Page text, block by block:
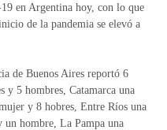
en Argentina hoy, con lo que
de la pandemia se elevó a
de Buenos Aires reportó 6
y 5 hombres, Catamarca una
y 8 hobres, Entre Ríos una
hombre, La Pampa una